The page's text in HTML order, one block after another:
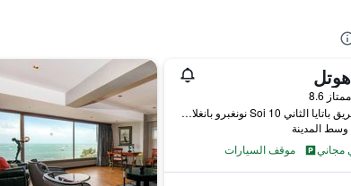
ممتاز 8.6
365/3 مو 10 طريق باتايا الثاني Soi 10 نونغبرو بانغلامونغ تشونبوري, باتايا, تايلاند
مجاني
موقف السيارات